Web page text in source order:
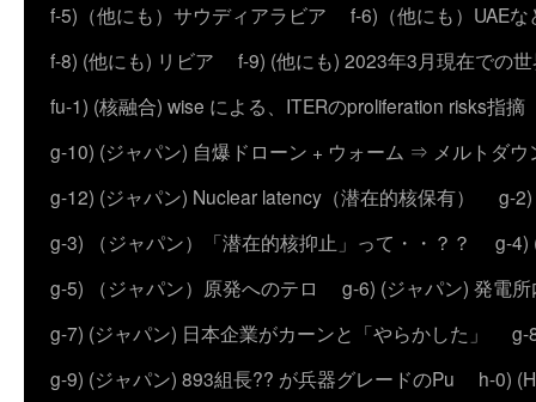
f-5)（他にも）サウディアラビア
f-6)（他にも）UAEな
f-8) (他にも) リビア
f-9) (他にも) 2023年3月現在での
fu-1) (核融合) wise による、ITERのproliferation risks指摘
g-10) (ジャパン) 自爆ドローン + ウォーム ⇒ メルトダウ
g-12) (ジャパン) Nuclear latency（潜在的核保有）
g-
g-3) （ジャパン）「潜在的核抑止」って・・？？
g-4)
g-5) （ジャパン）原発へのテロ
g-6) (ジャパン) 発電
g-7) (ジャパン) 日本企業がカーンと「やらかした」
g-
g-9) (ジャパン) 893組長?? が兵器グレードのPu
h-0)